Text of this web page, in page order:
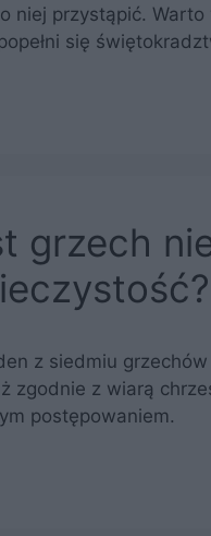
niej przystąpić.
się
grzech
z siedmiu
zgodnie z wiarą
postępowaniem.